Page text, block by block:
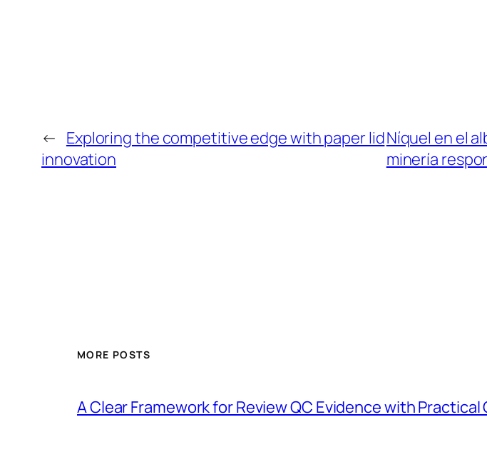
← Exploring the competitive edge with paper lid
innovation
Níquel en el
minería
MORE POSTS
A Clear Framework for Review QC Evidence with